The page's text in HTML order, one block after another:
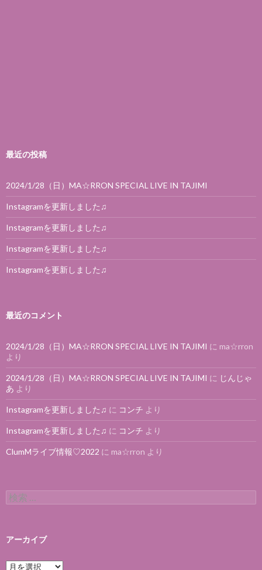
最近の投稿
2024/1/28（日）MA☆RRON SPECIAL LIVE IN TAJIMI
Instagramを更新しました♫
Instagramを更新しました♫
Instagramを更新しました♫
Instagramを更新しました♫
最近のコメント
2024/1/28（日）MA☆RRON SPECIAL LIVE IN TAJIMI に ma☆rron
より
2024/1/28（日）MA☆RRON SPECIAL LIVE IN TAJIMI に じんじゃ
あ より
Instagramを更新しました♫ に コンチ より
Instagramを更新しました♫ に コンチ より
ClumMライブ情報♡2022 に ma☆rron より
検索:
アーカイブ
アーカイブ